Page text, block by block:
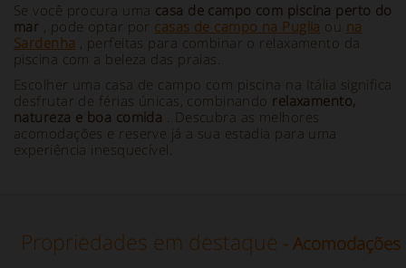
Se você procura uma casa de campo com piscina perto do
mar , pode optar por casas de campo na Puglia ou na
Sardenha , perfeitas para combinar o relaxamento da
piscina com a beleza das praias.
Escolher uma casa de campo com piscina na Itália significa
desfrutar de férias únicas, combinando relaxamento,
natureza e boa comida . Descubra as melhores
acomodações e reserve já a sua estadia para uma
experiência inesquecível.
Propriedades em destaque - Acomodações